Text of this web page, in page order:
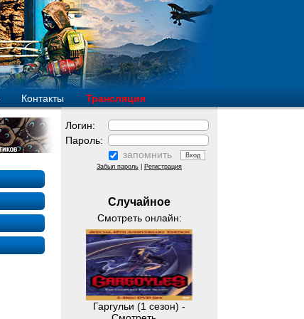
Контакты Трансляция
Логин:
Пароль:
запомнить
Забыл пароль Регистрация
Случайное
Смотреть онлайн:
Гаргульи (1 сезон) -